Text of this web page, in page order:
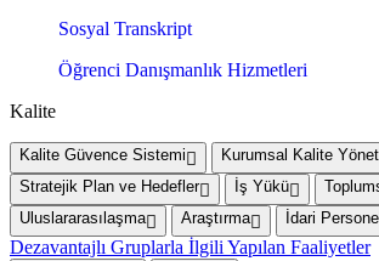
Sosyal Transkript
Öğrenci Danışmanlık Hizmetleri
Kalite
Kalite Güvence Sistemi
Kurumsal Kalite
Stratejik Plan ve Hedefler
İş Yükü
Uluslararasılaşma
Araştırma İdari
Dezavantajlı Gruplarla İlgili Yapılan Faaliyetler